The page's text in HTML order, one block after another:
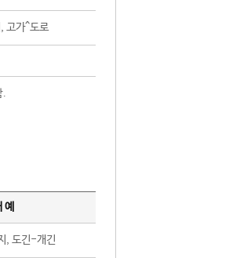
고가^도로
.
예
, 도긴-개긴